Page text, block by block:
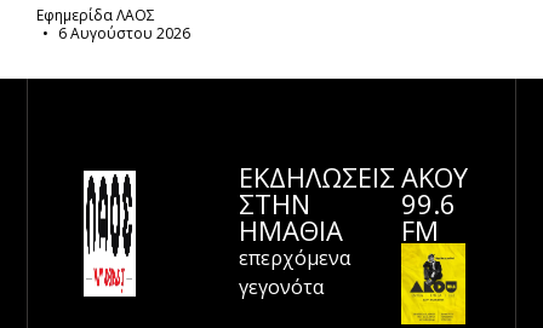
Εφημερίδα ΛΑΟΣ
6 Αυγούστου 2026
ΕΚΔΗΛΩΣΕΙΣ
ΣΤΗΝ
ΗΜΑΘΊΑ
επερχόμενα
γεγονότα
ΑΚΟΥ
99.6
FM